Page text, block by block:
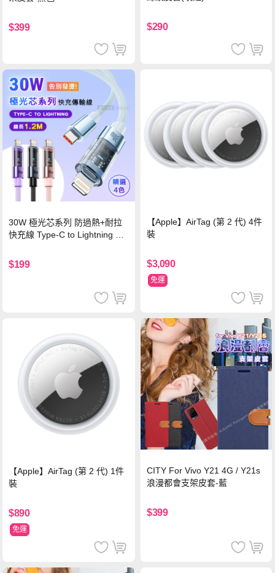
$399 $290
30W 極光芯系列 防過熱+耐拉
快充線 Type-C to Lightning 傳
$199
【Apple】AirTag (第 2 代) 4件
裝
$3,090
免運
【Apple】AirTag (第 2 代) 1件
裝
$890
免運
CITY For Vivo Y21 4G / Y21s
浪漫都會支架皮套-藍
$399